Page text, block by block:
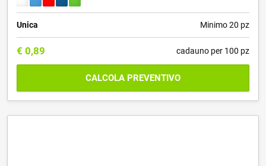
Unica Minimo 20 pz
€ 0,89 cadauno per 100 pz
CALCOLA PREVENTIVO